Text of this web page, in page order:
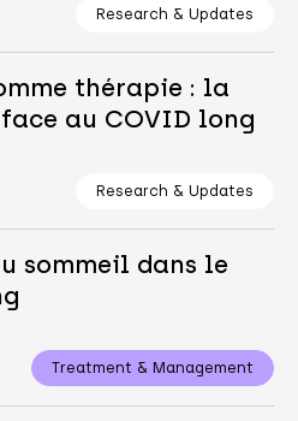
Research & Updates
thérapie : la
au COVID long
Research & Updates
sommeil dans le
Treatment & Management